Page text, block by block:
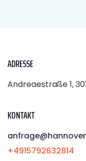
ADRESSE
Andreaestraße 1,
KONTAKT
+4915792632814